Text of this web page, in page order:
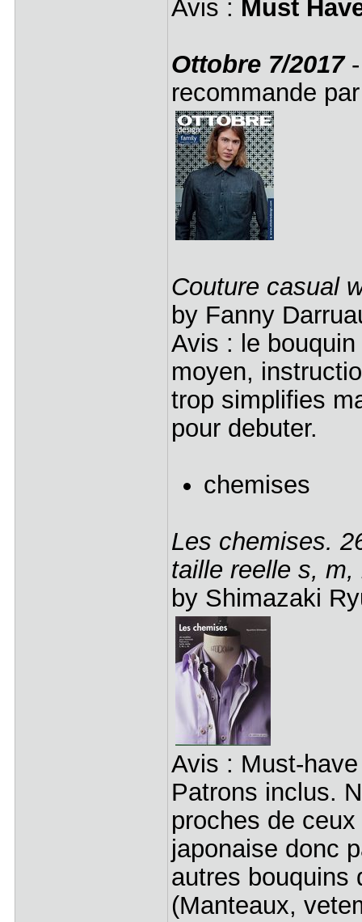
Avis : Must
Ottobre 7/2017
recommande
Couture casual
by Fanny
Avis : le
moyen,
trop simplifies
pour debuter.
chemises
Les chemises.
taille reelle s, m,
by Shimazaki
Avis : Must-
Patrons inclus.
proches de
japonaise donc
autres bouquins
(Manteaux,